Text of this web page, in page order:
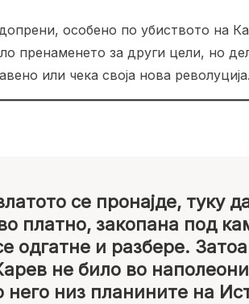
особено по убиството на
пренаменето за други цели, но
или чека своја нова револуција.
се пронајде, туку
платно, закопана под
одгатне и разбере.
не било во
него низ планините на